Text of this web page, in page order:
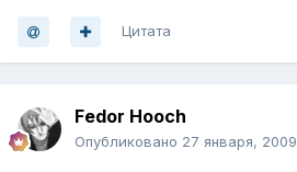
Цитата
Fedor Hooch
Опубликовано 27 января, 2009